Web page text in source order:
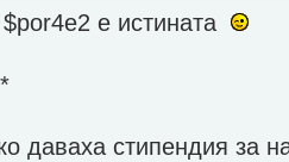
e истината
даваха стипендия за